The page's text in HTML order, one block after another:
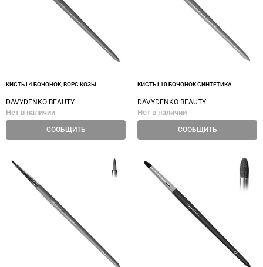
КИСТЬ L4 БОЧОНОК, ВОРС КОЗЫ
DAVYDENKO BEAUTY
Нет в наличии
СООБЩИТЬ
КИСТЬ L10 БОЧОНОК СИНТЕТИКА
DAVYDENKO BEAUTY
Нет в наличии
СООБЩИТЬ